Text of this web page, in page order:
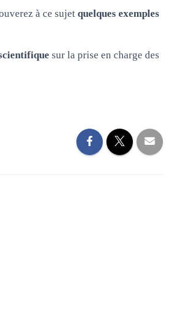
à ce sujet quelques exemples
sur la prise en charge des